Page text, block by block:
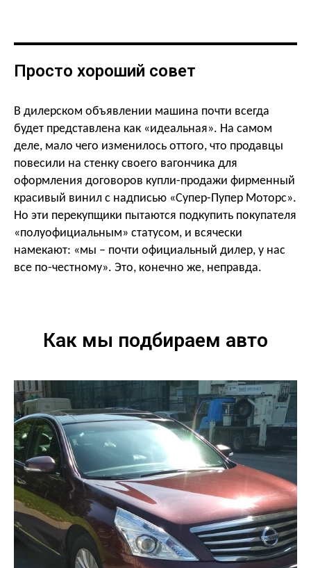
Просто хороший совет
В дилерском объявлении машина почти всегда
будет представлена как «идеальная». На самом
деле, мало чего изменилось оттого, что продавцы
повесили на стенку своего вагончика для
оформления договоров купли-продажи фирменный
красивый винил с надписью «Супер-Пупер Моторс».
Но эти перекупщики пытаются подкупить покупателя
«полуофициальным» статусом, и всячески
намекают: «мы – почти официальный дилер, у нас
все по-честному». Это, конечно же, неправда.
Как мы подбираем авто